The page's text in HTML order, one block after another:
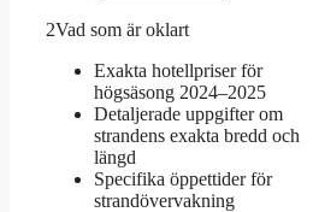
2Vad som är oklart
Exakta hotellpriser för
högsäsong 2024–2025
Detaljerade uppgifter om
strandens exakta bredd och
längd
Specifika öppettider för
strandövervakning